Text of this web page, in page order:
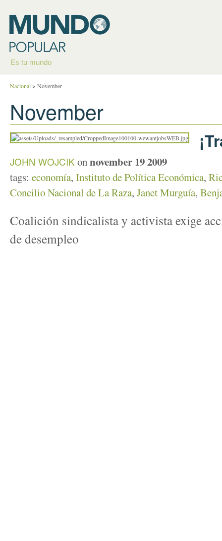
Es tu mundo
Nacional> November
November
JOHN WOJCIK onnovember 19 2009
tags: economía, Instituto de Política Económica,
Concilio Nacional de La Raza, Janet Murguía,
Coalición sindicalista y activista exige
de desempleo